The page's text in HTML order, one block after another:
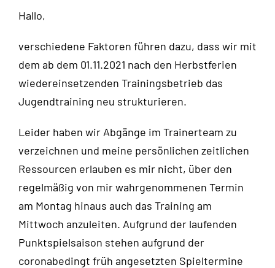
Hallo,
verschiedene Faktoren führen dazu, dass wir mit
dem ab dem 01.11.2021 nach den Herbstferien
wiedereinsetzenden Trainingsbetrieb das
Jugendtraining neu strukturieren.
Leider haben wir Abgänge im Trainerteam zu
verzeichnen und meine persönlichen zeitlichen
Ressourcen erlauben es mir nicht, über den
regelmäßig von mir wahrgenommenen Termin
am Montag hinaus auch das Training am
Mittwoch anzuleiten. Aufgrund der laufenden
Punktspielsaison stehen aufgrund der
coronabedingt früh angesetzten Spieltermine